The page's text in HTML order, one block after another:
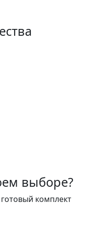
выборе?
комплект